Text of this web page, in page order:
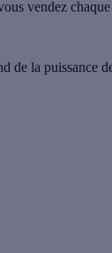
vendez
de la puissance